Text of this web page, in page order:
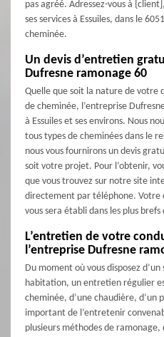
pas agréé. Adressez-vous à
ses services à Essuiles, dans le
cheminée.
Un devis d’entretien
Dufresne ramonage 60
Quelle que soit la nature de votre
de cheminée, l’entreprise
à Essuiles et ses environs. Nous
tous types de cheminées dans le
nous vous fournirons un devis
soit votre projet. Pour l’obtenir,
que vous trouvez sur notre site
directement par téléphone. Votre
vous sera établi dans les plus brefs
L’entretien de votre
l’entreprise Dufresne
Du moment où vous disposez
habitation, un entretien régulier
cheminée, d’une chaudière, d’un
important de l’entretenir
plusieurs méthodes de